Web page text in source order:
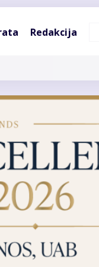
Redakcija